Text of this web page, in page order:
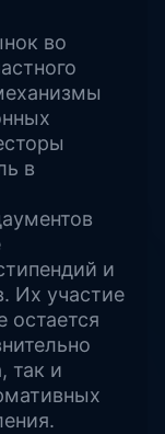
во
в
и
Их участие
остается
так и